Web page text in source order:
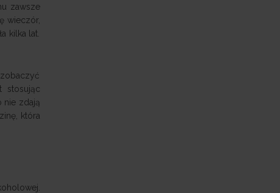
zawsze
wieczór,
kilka lat.
stosując
nie zdają
która